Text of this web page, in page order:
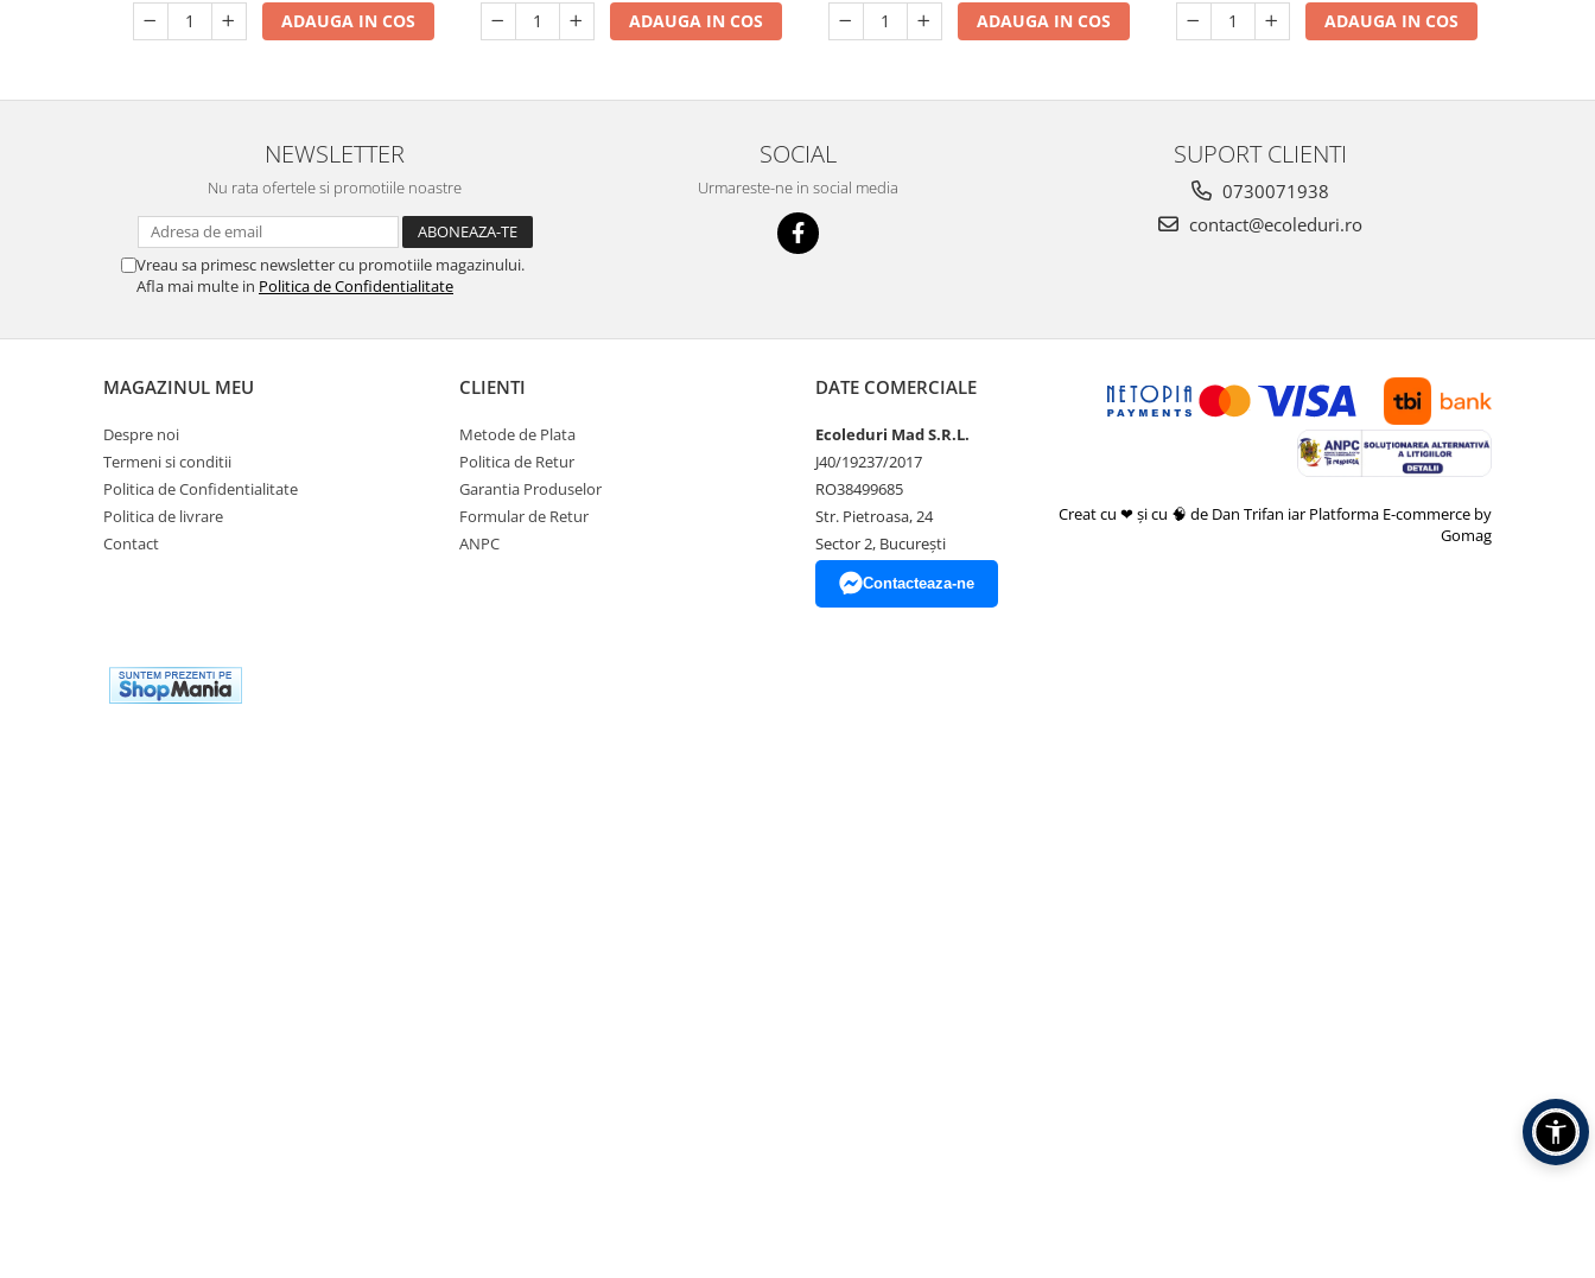
Masina de facut gheata
Produse grele si voluminoase
ADAUGA IN COS ADAUGA IN COS ADAUGA IN COS ADAUGA IN COS
NEWSLETTER
Nu rata ofertele si promotiile noastre
Vreau sa primesc newsletter cu promotiile magazinului.
Afla mai multe in Politica de Confidentialitate
SOCIAL
Urmareste-ne in social media
SUPORT CLIENTI
0730071938
contact@ecoleduri.ro
MAGAZINUL MEU
Despre noi
Termeni si conditii
Politica de Confidentialitate
Politica de livrare
Contact
CLIENTI
Metode de Plata
Politica de Retur
Garantia Produselor
Formular de Retur
ANPC
DATE COMERCIALE
Ecoleduri Mad S.R.L.
J40/19237/2017
RO38499685
Str. Pietroasa, 24
Sector 2, București
Contacteaza-ne
Creat cu ❤ și cu 🧠 de Dan Trifan iar Platforma E-commerce by
Gomag